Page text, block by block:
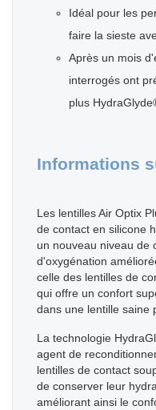
Idéal pour les
faire la sieste
Après un mois
interrogés ont
plus
Informations
Les lentilles Air Optix
de contact en silicone
un nouveau niveau de
d'oxygénation
celle des lentilles de
qui offre un confort
dans une lentille saine
La technologie
agent de
lentilles de contact
de conserver leur
améliorant ainsi le